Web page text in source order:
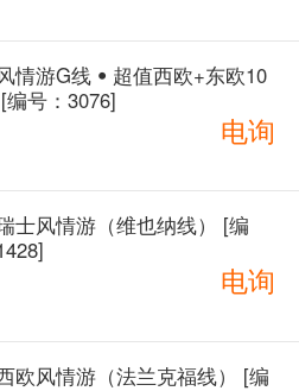
情游G线 ꔷ 超值西欧+东欧10
编号：3076]
电询
士风情游（维也纳线） [编
电询
欧风情游（法兰克福线） [编